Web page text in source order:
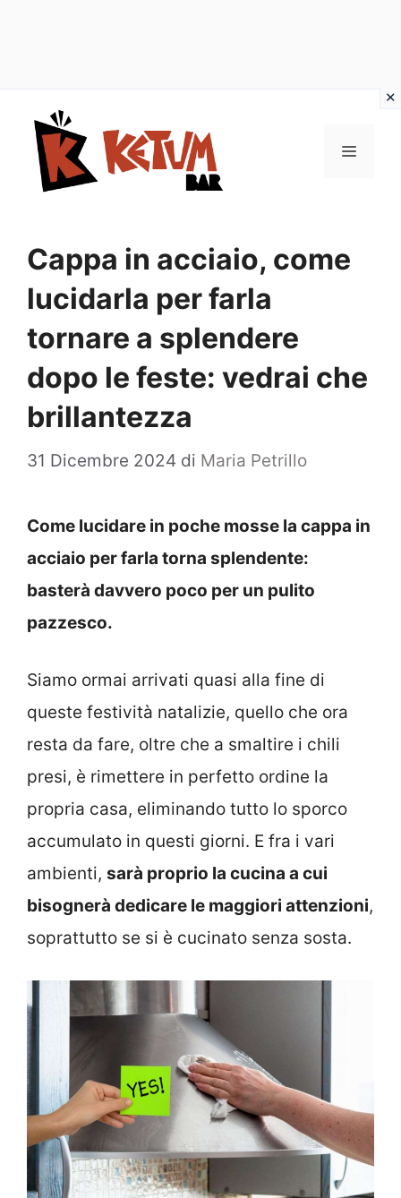
contenuto
Menu
Cappa in acciaio, come
lucidarla per farla
tornare a splendere
dopo le feste: vedrai che
brillantezza
31 Dicembre 2024 di Maria Petrillo
Come lucidare in poche mosse la cappa in
acciaio per farla torna splendente:
basterà davvero poco per un pulito
pazzesco.
Siamo ormai arrivati quasi alla fine di
queste festività natalizie, quello che ora
resta da fare, oltre che a smaltire i chili
presi, è rimettere in perfetto ordine la
propria casa, eliminando tutto lo sporco
accumulato in questi giorni. E fra i vari
ambienti, sarà proprio la cucina a cui
bisognerà dedicare le maggiori attenzioni,
soprattutto se si è cucinato senza sosta.